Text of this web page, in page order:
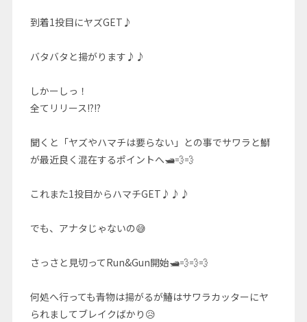
到着1投目にヤズGET♪
バタバタと揚がります♪♪
しかーしっ！
全てリリース!?!?
聞くと「ヤズやハマチは要らない」との事でサワラと鰤
が最近良く混在するポイントへ🛥💨💨
これまた1投目からハマチGET♪♪♪
でも、アナタじゃないの😅
さっさと見切ってRun&Gun開始🛥💨💨💨
何処へ行っても青物は揚がるが鰆はサワラカッターにヤ
られましてブレイクばかり😥